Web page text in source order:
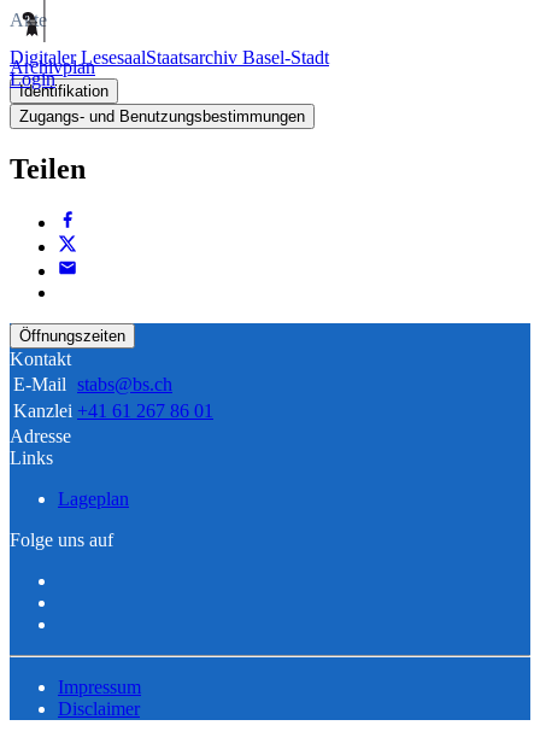
Digitaler LesesaalStaatsarchiv Basel-Stadt
Login
Akte
Archivplan
Identifikation
Zugangs- und Benutzungsbestimmungen
Teilen
Öffnungszeiten
Kontakt
E-Mail stabs@bs.ch
Kanzlei +41 61 267 86 01
Adresse
Links
Lageplan
Folge uns auf
Impressum
Disclaimer